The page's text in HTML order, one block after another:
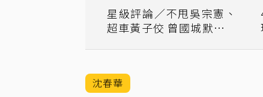
星級評論／不甩吳宗憲、
超車黃子佼 曾國城默默成
沈春華